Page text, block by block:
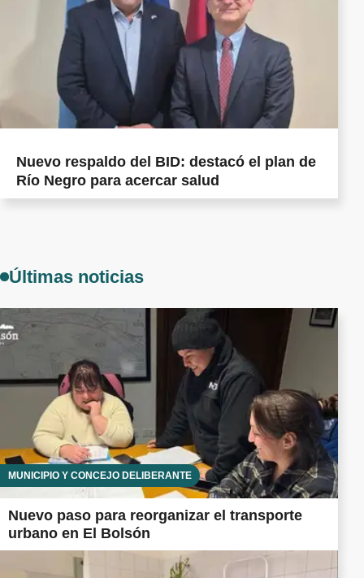
Nuevo respaldo del BID: destacó el plan de
Río Negro para acercar salud
Últimas noticias
MUNICIPIO Y CONCEJO DELIBERANTE
Nuevo paso para reorganizar el transporte
urbano en El Bolsón